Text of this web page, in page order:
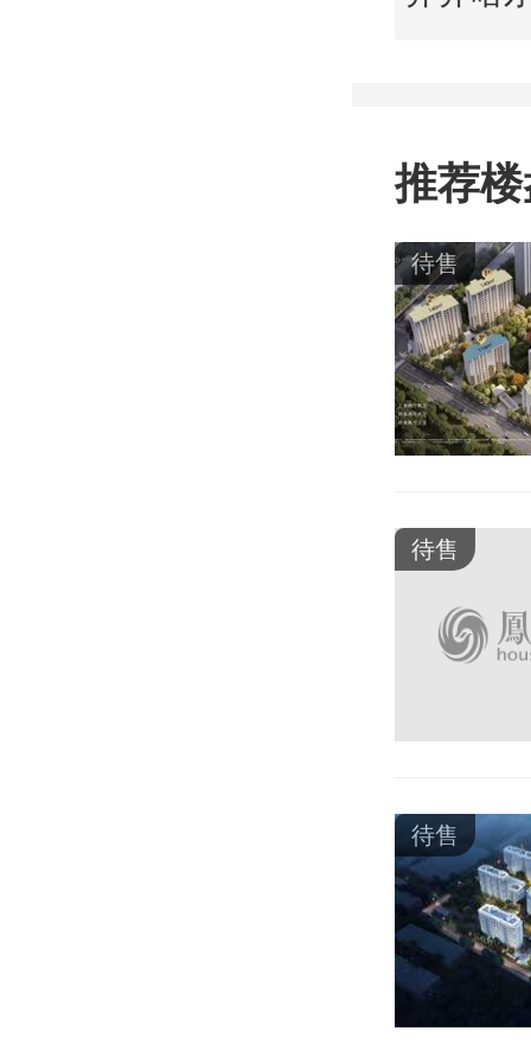
推荐
待售
待售
待售